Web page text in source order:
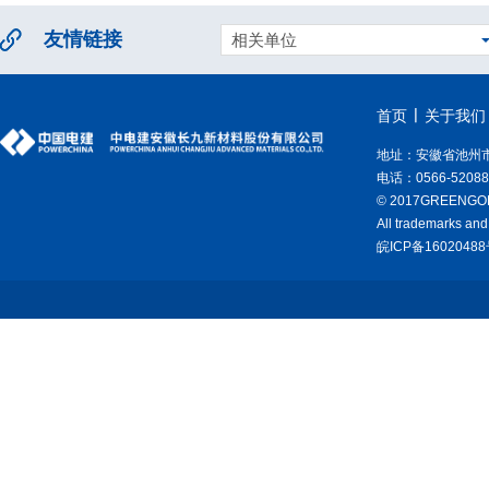
友情链接 相关单位
首页 关于我们
地址：安徽省池州
电话：0566-
©
All trademarks
皖ICP备16020488